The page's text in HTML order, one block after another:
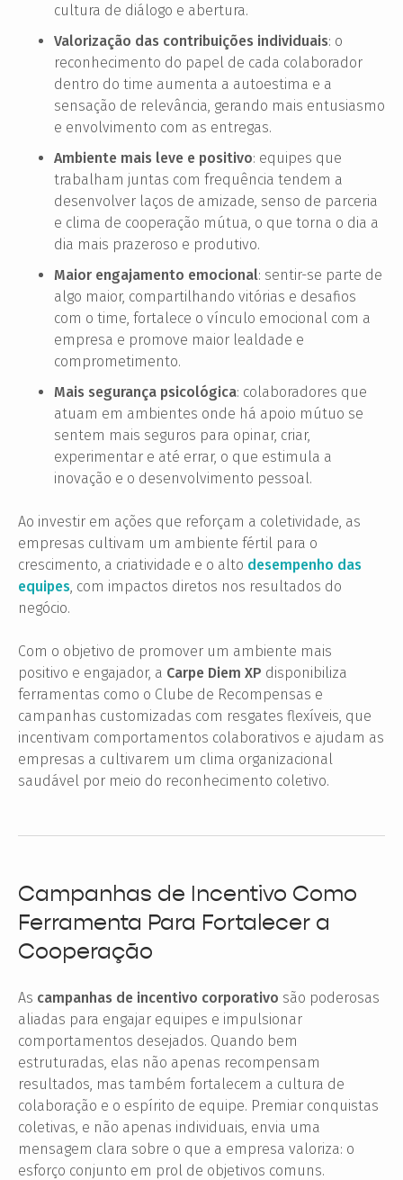
cultura de diálogo e abertura.
Valorização das contribuições individuais: o
reconhecimento do papel de cada colaborador
dentro do time aumenta a autoestima e a
sensação de relevância, gerando mais entusiasmo
e envolvimento com as entregas.
Ambiente mais leve e positivo: equipes que
trabalham juntas com frequência tendem a
desenvolver laços de amizade, senso de parceria
e clima de cooperação mútua, o que torna o dia a
dia mais prazeroso e produtivo.
Maior engajamento emocional: sentir-se parte de
algo maior, compartilhando vitórias e desafios
com o time, fortalece o vínculo emocional com a
empresa e promove maior lealdade e
comprometimento.
Mais segurança psicológica: colaboradores que
atuam em ambientes onde há apoio mútuo se
sentem mais seguros para opinar, criar,
experimentar e até errar, o que estimula a
inovação e o desenvolvimento pessoal.
Ao investir em ações que reforçam a coletividade, as
empresas cultivam um ambiente fértil para o
crescimento, a criatividade e o alto desempenho das
equipes, com impactos diretos nos resultados do
negócio.
Com o objetivo de promover um ambiente mais
positivo e engajador, a Carpe Diem XP disponibiliza
ferramentas como o Clube de Recompensas e
campanhas customizadas com resgates flexíveis, que
incentivam comportamentos colaborativos e ajudam as
empresas a cultivarem um clima organizacional
saudável por meio do reconhecimento coletivo.
Campanhas de Incentivo Como
Ferramenta Para Fortalecer a
Cooperação
As campanhas de incentivo corporativo são poderosas
aliadas para engajar equipes e impulsionar
comportamentos desejados. Quando bem
estruturadas, elas não apenas recompensam
resultados, mas também fortalecem a cultura de
colaboração e o espírito de equipe. Premiar conquistas
coletivas, e não apenas individuais, envia uma
mensagem clara sobre o que a empresa valoriza: o
esforço conjunto em prol de objetivos comuns.